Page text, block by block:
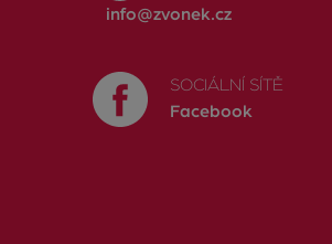
info@zvonek.cz
SOCIÁLNÍ SÍTĚ
Facebook